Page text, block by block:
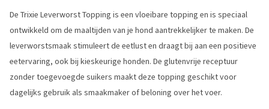
De Trixie Leverworst Topping is een vloeibare topping en is speciaal
ontwikkeld om de maaltijden van je hond aantrekkelijker te maken. De
leverworstsmaak stimuleert de eetlust en draagt bij aan een positieve
eetervaring, ook bij kieskeurige honden. De glutenvrije receptuur
zonder toegevoegde suikers maakt deze topping geschikt voor
dagelijks gebruik als smaakmaker of beloning over het voer.